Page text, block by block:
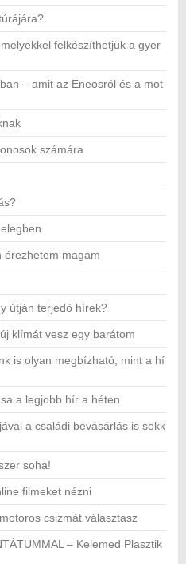
felkészíthetjük a gyer
– amit az Eneosról és a mot
számára
érezhetem magam
útján terjedő hírek?
klímát vesz egy barátom
is olyan megbízható, mint a hí
a legjobb hír a héten
a családi bevásárlás is sokk
soha!
filmeket nézni
csizmát választasz
– Kelemed Plasztik